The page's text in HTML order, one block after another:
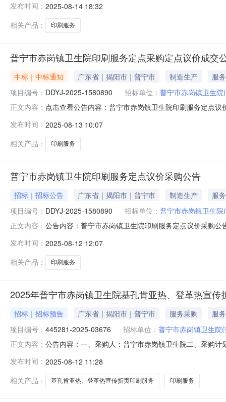
地址：星河明珠湾联系方式：13460001596六、合同主
发布时间： 2025-08-14 18:32
相关产品：
印刷服务
普宁市赤岗镇卫生院印刷服务定点采购定点议价成交
中标｜中标通知 广东省｜揭阳市｜普宁市 制造生产
服务
项目编号： DDYJ-2025-1580890 招标单位： 普宁市赤岗镇卫生
正文内容： 点击查看公告内容：普宁市赤岗镇卫生院印刷服务定点
（三）成交标的明细服务描述数量单位供应商报价(元)是
尺寸：210*42
发布时间： 2025-08-13 10:07
相关产品：
印刷服务
普宁市赤岗镇卫生院印刷服务定点议价采购公告
招标｜招标公告 广东省｜揭阳市｜普宁市 制造生产
服务
项目编号： DDYJ-2025-1580890 招标单位： 普宁市赤岗镇卫生
正文内容： 公告内容：普宁市赤岗镇卫生院印刷服务定点议价采购
热、基孔肯雅热宣传）所属类别：其他办公用品材质、
3,0000.6
发布时间： 2025-08-12 12:07
相关产品：
印刷服务
2025年普宁市赤岗镇卫生院基孔肯亚热、登革热宣传
招标｜招标预告 广东省｜揭阳市｜普宁市 服务采购
服务
项目编号： 445281-2025-03676 招标单位： 普宁市赤岗镇卫生院
正文内容： 公告内容：一、采购人：普宁市赤岗镇卫生院二、采购
间：2025-08-1211:08:20
发布时间： 2025-08-12 11:28
相关产品：
基孔肯亚热、登革热宣传折页印刷服务 印刷服务